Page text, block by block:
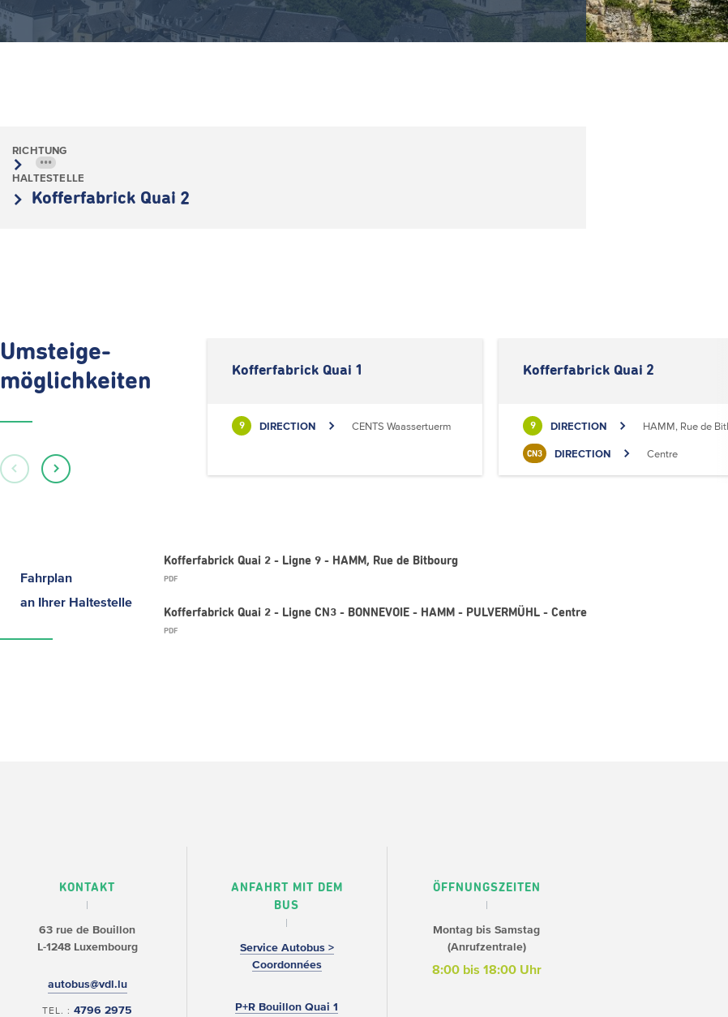
RICHTUNG
•••
HALTESTELLE
Kofferfabrick Quai 2
Umsteige-
möglichkeiten
Kofferfabrick Quai 1
9 DIRECTION CENTS Waassertuerm
Kofferfabrick Quai 2
9 DIRECTION HAMM, Rue de
CN3 DIRECTION Centre
Fahrplan
an Ihrer Haltestelle
Kofferfabrick Quai 2 - Ligne 9 - HAMM, Rue de Bitbourg
PDF
Kofferfabrick Quai 2 - Ligne CN3 - BONNEVOIE - HAMM - PULVERMÜHL - Centre
PDF
KONTAKT
63 rue de Bouillon
L-1248 Luxembourg
autobus@vdl.lu
TEL. :4796 2975
ANFAHRT MIT DEM
BUS
Service Autobus >
Coordonnées
P+R Bouillon Quai 1
ÖFFNUNGSZEITEN
Montag bis Samstag
(Anrufzentrale)
8:00 bis 18:00 Uhr